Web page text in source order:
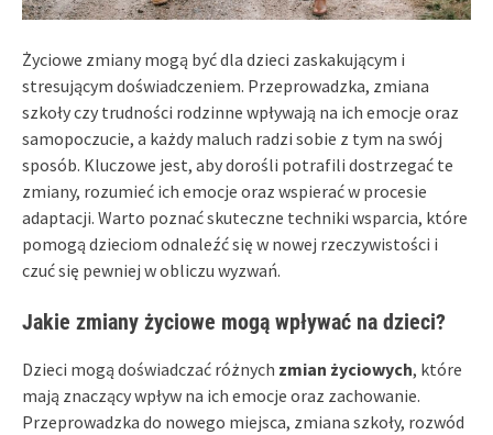
Życiowe zmiany mogą być dla dzieci zaskakującym i
stresującym doświadczeniem. Przeprowadzka, zmiana
szkoły czy trudności rodzinne wpływają na ich emocje oraz
samopoczucie, a każdy maluch radzi sobie z tym na swój
sposób. Kluczowe jest, aby dorośli potrafili dostrzegać te
zmiany, rozumieć ich emocje oraz wspierać w procesie
adaptacji. Warto poznać skuteczne techniki wsparcia, które
pomogą dzieciom odnaleźć się w nowej rzeczywistości i
czuć się pewniej w obliczu wyzwań.
Jakie zmiany życiowe mogą wpływać na dzieci?
Dzieci mogą doświadczać różnych zmian życiowych, które
mają znaczący wpływ na ich emocje oraz zachowanie.
Przeprowadzka do nowego miejsca, zmiana szkoły, rozwód